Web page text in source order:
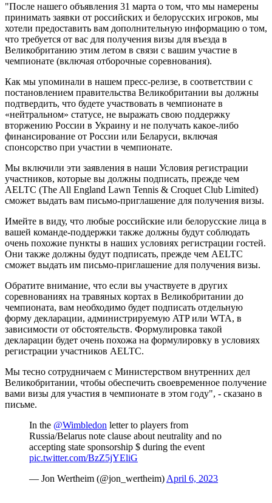
"После нашего объявления 31 марта о том, что мы намерены
принимать заявки от российских и белорусских игроков, мы
хотели предоставить вам дополнительную информацию о том,
что требуется от вас для получения визы для въезда в
Великобританию этим летом в связи с вашим участие в
чемпионате (включая отборочные соревнования).
Как мы упоминали в нашем пресс-релизе, в соответствии с
постановлением правительства Великобритании вы должны
подтвердить, что будете участвовать в чемпионате в
«нейтральном» статусе, не выражать свою поддержку
вторжению России в Украину и не получать какое-либо
финансирование от России или Беларуси, включая
спонсорство при участии в чемпионате.
Мы включили эти заявления в наши Условия регистрации
участников, которые вы должны подписать, прежде чем
AELTC (The All England Lawn Tennis & Croquet Club Limited)
сможет выдать вам письмо-приглашение для получения визы.
Имейте в виду, что любые российские или белорусские лица в
вашей команде-поддержки также должны будут соблюдать
очень похожие пункты в наших условиях регистрации гостей.
Они также должны будут подписать, прежде чем AELTC
сможет выдать им письмо-приглашение для получения визы.
Обратите внимание, что если вы участвуете в других
соревнованиях на травяных кортах в Великобритании до
чемпионата, вам необходимо будет подписать отдельную
форму декларации, администрируемую ATP или WTA, в
зависимости от обстоятельств. Формулировка такой
декларации будет очень похожа на формулировку в условиях
регистрации участников AELTC.
Мы тесно сотрудничаем с Министерством внутренних дел
Великобритании, чтобы обеспечить своевременное получение
вами визы для участия в чемпионате в этом году", - сказано в
письме.
In the ⁦ @Wimbledon ⁩ letter to players from
Russia/Belarus note clause about neutrality and no
accepting state sponsorship $ during the event
pic.twitter.com/BzZ5jYEliG
— Jon Wertheim (@jon_wertheim) April 6, 2023